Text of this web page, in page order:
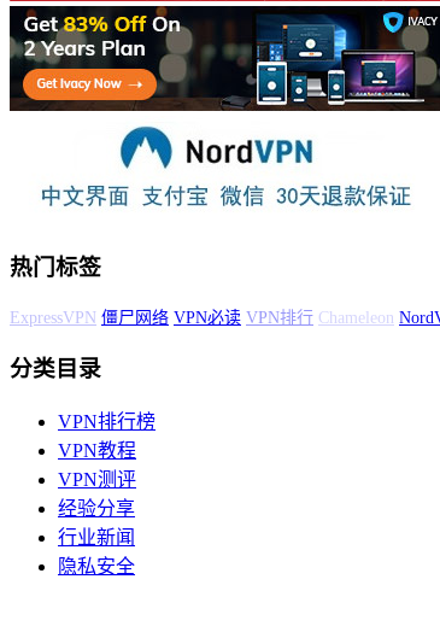
热门标签
僵尸网络 VPN必读 VPN排行 Chameleon NordVPN BT下载
分类目录
VPN排行榜
VPN教程
VPN测评
经验分享
行业新闻
隐私安全